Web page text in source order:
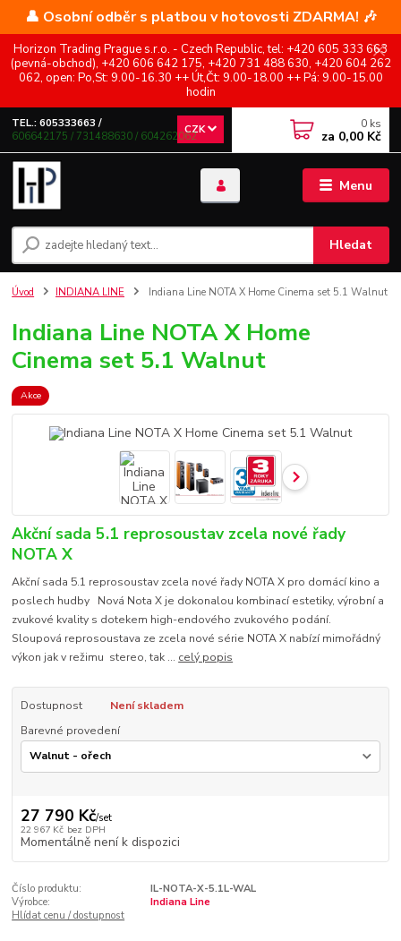
👤 Osobní odběr s platbou v hotovosti ZDARMA! 🎶
Horizon Trading Prague s.r.o. - Czech Republic, tel: +420 605 333 663
(pevná-obchod), +420 606 642 175, +420 731 488 630, +420 604 262
062, open: Po,St: 9.00-16.30 ++ Út,Čt: 9.00-18.00 ++ Pá: 9.00-15.00
hodin
Menu
CZK
Hledat
TEL.: 605333663 /
606642175 / 731488630 / 604262062
0 ks
za 0,00 Kč
Úvod INDIANA LINE Indiana Line NOTA X Home Cinema set 5.1 Walnut
Indiana Line NOTA X Home
Cinema set 5.1 Walnut
Akce
Akční sada 5.1 reprosoustav zcela nové řady
NOTA X
Akční sada 5.1 reprosoustav zcela nové řady NOTA X pro domácí kino a
poslech hudby Nová Nota X je dokonalou kombinací estetiky, výrobní a
zvukové kvality s dotekem high-endového zvukového podání.
Sloupová reprosoustava ze zcela nové série NOTA X nabízí mimořádný
výkon jak v režimu stereo, tak ... celý popis
Dostupnost
Není skladem
Barevné provedení
27 790 Kč/set
22 967 Kč bez DPH
Momentálně není k dispozici
Číslo produktu:
IL-NOTA-X-5.1L-WAL
Výrobce:
Indiana Line
Hlídat cenu / dostupnost